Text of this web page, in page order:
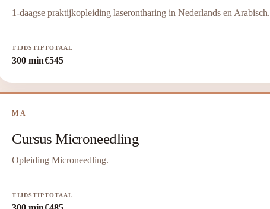
1-daagse praktijkopleiding laserontharing in Nederlands en Arabisch.
TIJDSTIP
300 min
TOTAAL
€545
MA
Cursus Microneedling
Opleiding Microneedling.
TIJDSTIPTOTAAL